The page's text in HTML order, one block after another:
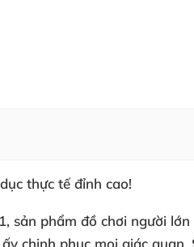
thực tế đỉnh cao!
, sản phẩm đồ chơi người lớn
ấy chinh phục mọi giác quan.